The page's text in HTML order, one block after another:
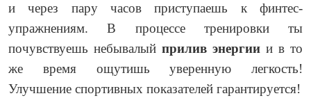
и через пару часов приступаешь к финтес-
упражнениям. В процессе тренировки ты
почувствуешь небывалый прилив энергии и в то
же время ощутишь уверенную легкость!
Улучшение спортивных показателей гарантируется!